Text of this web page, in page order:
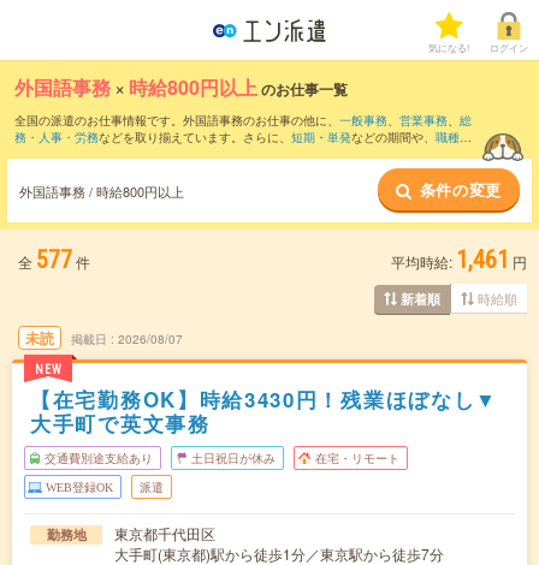
気になる! ログイン
外国語事務 × 時給800円以上のお仕事一覧
全国の派遣のお仕事情報です。外国語事務のお仕事の他に、 一般事務、 営業事務、 総
務・人事・労務などを取り揃えています。さらに、 短期 ・ 単発などの期間や、 職種未
外国語事務 / 時給800円以上 条件の変更
全 577件 平均時給: 1,461 円
新着順 時給順
未読
NEW
掲載日 2026/08/07
【在宅勤務OK】時給3430円！残業ほぼなし▼
大手町で英文事務
交通費別途支給あり 土日祝日が休み 在宅・リモート
WEB登録OK 派遣
勤務地
東京都千代田区
大手町(東京都)駅から徒歩1分／東京駅から徒歩7分